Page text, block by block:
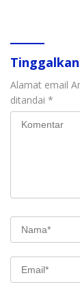
Alamat email
ditandai *